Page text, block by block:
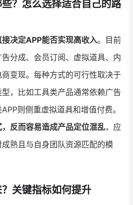
认证代理商
？怎么选择适合自己的路
决定APP能否实现高收入。目前
分成、会员订阅、虚拟道具、内
变现。每种方式的可行性取决于
，比如工具类产品通常依赖广告
则侧重虚拟道具和增值付费。
反而容易造成产品定位混乱，应
熟且与自身团队资源匹配的模
关键指标如何提升